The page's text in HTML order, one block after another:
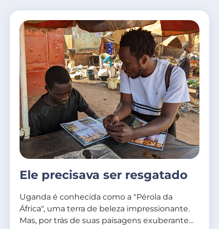
Ele precisava ser resgatado
Uganda é conhecida como a "Pérola da
África", uma terra de beleza impressionante.
Mas, por trás de suas paisagens exuberante…